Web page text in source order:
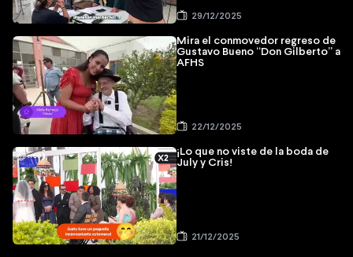
29/12/2025
Mira el conmovedor regreso de
Gustavo Bueno “Don Gilberto” a
AFHS
22/12/2025
¡Lo que no viste de la boda de
July y Cris!
21/12/2025